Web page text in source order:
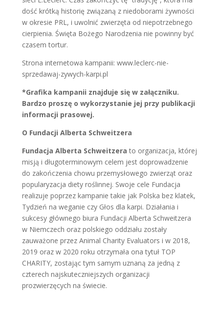
dość krótką historię związaną z niedoborami żywności
w okresie PRL, i uwolnić zwierzęta od niepotrzebnego
cierpienia. Święta Bożego Narodzenia nie powinny być
czasem tortur.
Strona internetowa kampanii: www.leclerc-nie-
sprzedawaj-zywych-karpi.pl
*Grafika kampanii znajduje się w załączniku.
Bardzo proszę o wykorzystanie jej przy publikacji
informacji prasowej.
O Fundacji Alberta Schweitzera
Fundacja Alberta Schweitzera to organizacja, której
misją i długoterminowym celem jest doprowadzenie
do zakończenia chowu przemysłowego zwierząt oraz
popularyzacja diety roślinnej. Swoje cele Fundacja
realizuje poprzez kampanie takie jak Polska bez klatek,
Tydzień na weganie czy Głos dla karpi. Działania i
sukcesy głównego biura Fundacji Alberta Schweitzera
w Niemczech oraz polskiego oddziału zostały
zauważone przez Animal Charity Evaluators i w 2018,
2019 oraz w 2020 roku otrzymała ona tytuł TOP
CHARITY, zostając tym samym uznaną za jedną z
czterech najskuteczniejszych organizacji
prozwierzęcych na świecie.